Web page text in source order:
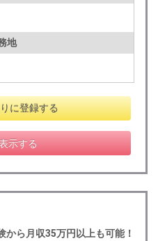
地
に登録する
示する
から月収35万円以上も可能！